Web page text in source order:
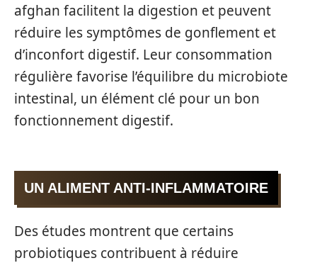
afghan facilitent la digestion et peuvent
réduire les symptômes de gonflement et
d’inconfort digestif. Leur consommation
régulière favorise l’équilibre du microbiote
intestinal, un élément clé pour un bon
fonctionnement digestif.
UN ALIMENT ANTI-INFLAMMATOIRE
Des études montrent que certains
probiotiques contribuent à réduire